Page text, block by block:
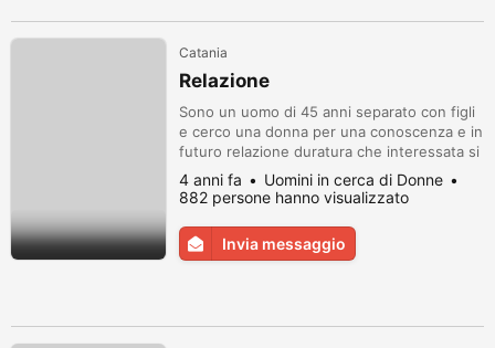
Catania
Relazione
Sono un uomo di 45 anni separato con figli
e cerco una donna per una conoscenza e in
futuro relazione duratura che interessata si
faccia sentire ciao
4 anni fa
Uomini in cerca di Donne
882 persone hanno visualizzato
Invia messaggio